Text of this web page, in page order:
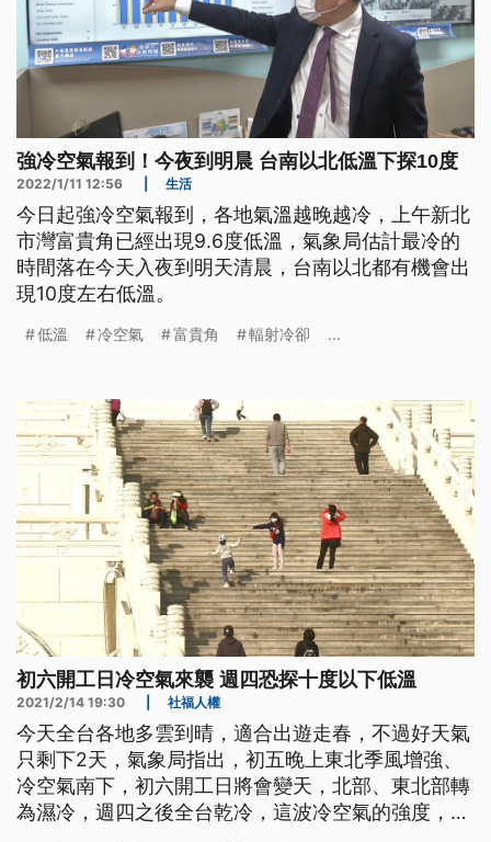
強冷空氣報到！今夜到明晨 台南以北低溫下探10度
2022/1/11 12:56 生活
今日起強冷空氣報到，各地氣溫越晚越冷，上午新北
市灣富貴角已經出現9.6度低溫，氣象局估計最冷的
時間落在今天入夜到明天清晨，台南以北都有機會出
現10度左右低溫。
低溫 冷空氣 富貴角 輻射冷卻 ...
初六開工日冷空氣來襲 週四恐探十度以下低溫
2021/2/14 19:30 社福人權
今天全台各地多雲到晴，適合出遊走春，不過好天氣
只剩下2天，氣象局指出，初五晚上東北季風增強、
冷空氣南下，初六開工日將會變天，北部、東北部轉
為濕冷，週四之後全台乾冷，這波冷空氣的強度，直